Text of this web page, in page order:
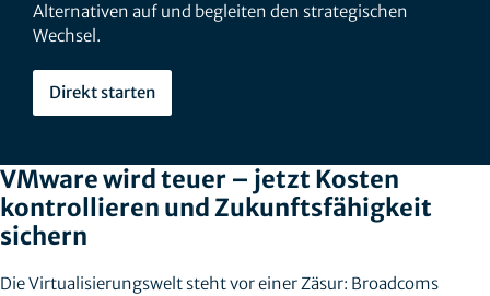
Alternativen auf und begleiten den strategischen
Wechsel.
Direkt starten
VMware wird teuer – jetzt Kosten
kontrollieren und Zukunftsfähigkeit
sichern
Die Virtualisierungswelt steht vor einer Zäsur: Broadcoms